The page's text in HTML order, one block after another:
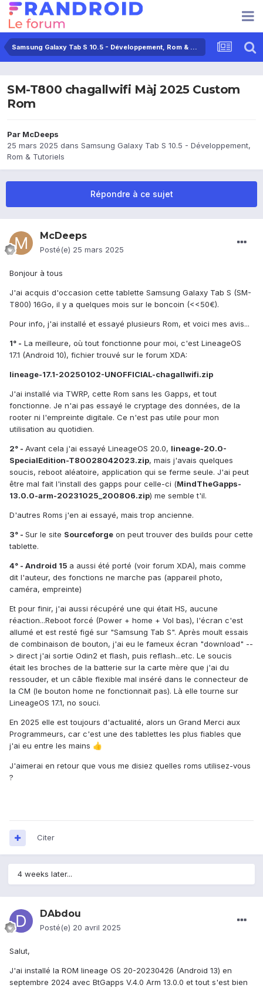
Samsung Galaxy Tab S 10.5 - Développement, Rom & Tutoriels
SM-T800 chagallwifi Màj 2025 Custom
Rom
Par McDeeps
25 mars 2025 dans Samsung Galaxy Tab S 10.5 - Développement,
Rom & Tutoriels
Répondre à ce sujet
McDeeps
Posté(e) 25 mars 2025
Bonjour à tous
J'ai acquis d'occasion cette tablette Samsung Galaxy Tab S (SM-
T800) 16Go, il y a quelques mois sur le boncoin (<<50€).
Pour info, j'ai installé et essayé plusieurs Rom, et voici mes avis...
1° - La meilleure, où tout fonctionne pour moi, c'est LineageOS
17.1 (Android 10), fichier trouvé sur le forum XDA:
lineage-17.1-20250102-UNOFFICIAL-chagallwifi.zip
J'ai installé via TWRP, cette Rom sans les Gapps, et tout
fonctionne. Je n'ai pas essayé le cryptage des données, de la
rooter ni l'empreinte digitale. Ce n'est pas utile pour mon
utilisation au quotidien.
2° - Avant cela j'ai essayé LineageOS 20.0, lineage-20.0-
SpecialEdition-T80028042023.zip, mais j'avais quelques
soucis, reboot aléatoire, application qui se ferme seule. J'ai peut
être mal fait l'install des gapps pour celle-ci (MindTheGapps-
13.0.0-arm-20231025_200806.zip) me semble t'il.
D'autres Roms j'en ai essayé, mais trop ancienne.
3° - Sur le site Sourceforge on peut trouver des builds pour cette
tablette.
4° - Android 15 a aussi été porté (voir forum XDA), mais comme
dit l'auteur, des fonctions ne marche pas (appareil photo,
caméra, empreinte)
Et pour finir, j'ai aussi récupéré une qui était HS, aucune
réaction...Reboot forcé (Power + home + Vol bas), l'écran c'est
allumé et est resté figé sur "Samsung Tab S". Après moult essais
de combinaison de bouton, j'ai eu le fameux écran "download" --
> direct j'ai sortie Odin2 et flash, puis reflash...etc. Le soucis
était les broches de la batterie sur la carte mère que j'ai du
ressouder, et un câble flexible mal inséré dans le connecteur de
la CM (le bouton home ne fonctionnait pas). Là elle tourne sur
LineageOS 17.1, no souci.
En 2025 elle est toujours d'actualité, alors un Grand Merci aux
Programmeurs, car c'est une des tablettes les plus fiables que
j'ai eu entre les mains 👍
J'aimerai en retour que vous me disiez quelles roms utilisez-vous
?
Citer
4 weeks later...
DAbdou
Posté(e) 20 avril 2025
Salut,
J'ai installé la ROM lineage OS 20-20230426 (Android 13) en
septembre 2024 avec BtGapps V.4.0 Arm 13.0.0 et tout s'est bien